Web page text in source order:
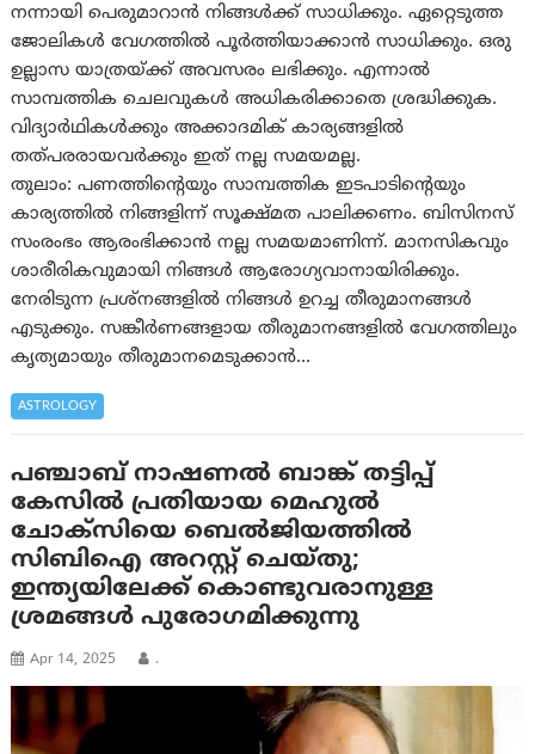
നന്നായി പെരുമാറാന്‍ നിങ്ങള്‍ക്ക് സാധിക്കും. ഏറ്റെടുത്ത
ജോലികള്‍ വേഗത്തില്‍ പൂര്‍ത്തിയാക്കാന്‍ സാധിക്കും. ഒരു
ഉല്ലാസ യാത്രയ്‌ക്ക് അവസരം ലഭിക്കും. എന്നാല്‍
സാമ്പത്തിക ചെലവുകള്‍ അധികരിക്കാതെ ശ്രദ്ധിക്കുക.
വിദ്യാര്‍ഥികള്‍ക്കും അക്കാദമിക് കാര്യങ്ങളില്‍
തത്‌പരരായവര്‍ക്കും ഇത് നല്ല സമയമല്ല.
തുലാം: പണത്തിന്‍റെയും സാമ്പത്തിക ഇടപാടിന്‍റെയും
കാര്യത്തില്‍ നിങ്ങളിന്ന് സൂക്ഷ്‌മത പാലിക്കണം. ബിസിനസ്
സംരംഭം ആരംഭിക്കാന്‍ നല്ല സമയമാണിന്ന്. മാനസികവും
ശാരീരികവുമായി നിങ്ങള്‍ ആരോഗ്യവാനായിരിക്കും.
നേരിടുന്ന പ്രശ്‌നങ്ങളില്‍ നിങ്ങള്‍ ഉറച്ച തീരുമാനങ്ങള്‍
എടുക്കും. സങ്കീര്‍ണങ്ങളായ തീരുമാനങ്ങളില്‍ വേഗത്തിലും
കൃത്യമായും തീരുമാനമെടുക്കാന്‍…
ASTROLOGY
പഞ്ചാബ് നാഷണല്‍ ബാങ്ക് തട്ടിപ്പ്
കേസിൽ പ്രതിയായ മെഹുൽ
ചോക്സിയെ ബെൽജിയത്തിൽ
സിബിഐ അറസ്റ്റ് ചെയ്തു;
ഇന്ത്യയിലേക്ക് കൊണ്ടുവരാനുള്ള
ശ്രമങ്ങൾ പുരോഗമിക്കുന്നു
Apr 14, 2025 .